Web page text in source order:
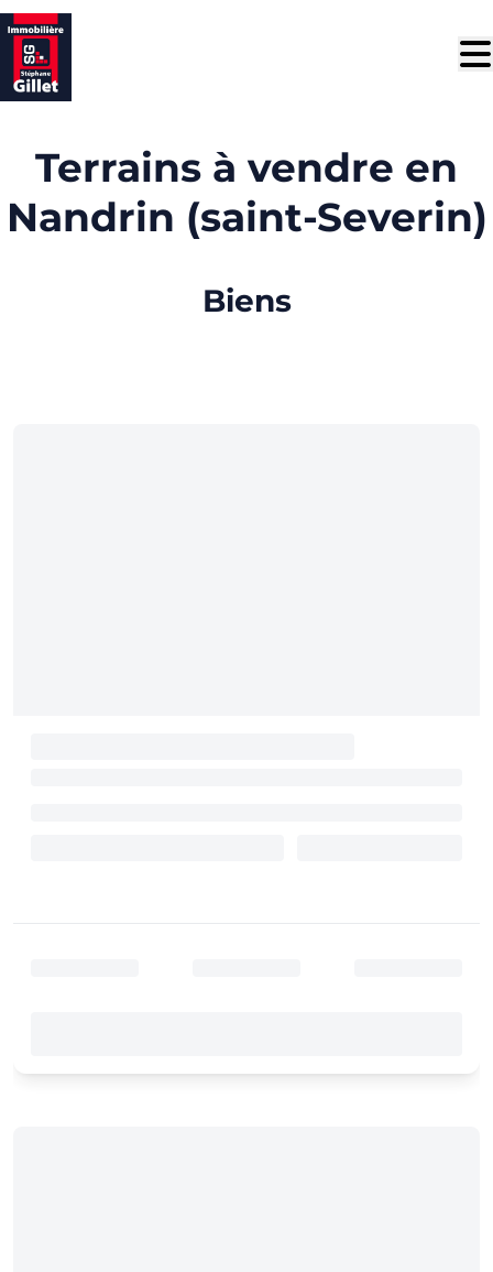
Aller au contenu principal
Terrains à vendre en
Nandrin (saint-Severin)
Biens